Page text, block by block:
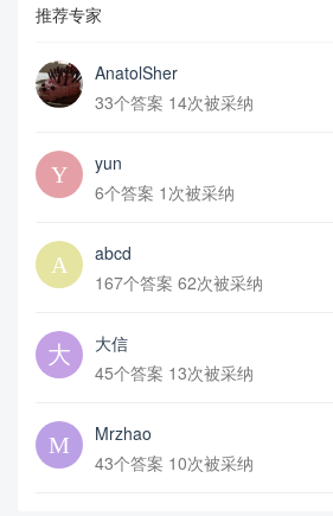
推荐专家
AnatolSher
33个答案 14次被采纳
yun
6个答案 1次被采纳
abcd
167个答案 62次被采纳
大信
45个答案 13次被采纳
Mrzhao
43个答案 10次被采纳